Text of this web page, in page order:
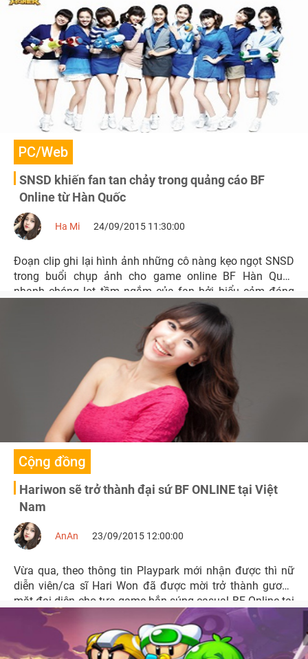
PC/Web
SNSD khiến fan tan chảy trong quảng cáo BF
Online từ Hàn Quốc
Ha Mi 24/09/2015 11:30:00
Đoạn clip ghi lại hình ảnh những cô nàng kẹo ngọt SNSD
trong buổi chụp ảnh cho game online BF Hàn Quốc
nhanh chóng lọt tầm ngắm của fan bởi biểu cảm đáng
yêu, thái độ làm việc chuyên nghiệp và cực kỳ năng động.
Cộng đồng
Hariwon sẽ trở thành đại sứ BF ONLINE tại Việt
Nam
AnAn 23/09/2015 12:00:00
Vừa qua, theo thông tin Playpark mới nhận được thì nữ
diễn viên/ca sĩ Hari Won đã được mời trở thành gương
mặt đại diện cho tựa game bắn súng casual BF Online tại
Việt Nam.